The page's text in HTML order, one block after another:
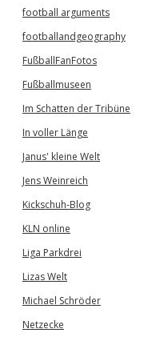
football arguments
footballandgeography
FußballFanFotos
Fußballmuseen
Im Schatten der Tribüne
In voller Länge
Janus' kleine Welt
Jens Weinreich
Kickschuh-Blog
KLN online
Liga Parkdrei
Lizas Welt
Michael Schröder
Netzecke